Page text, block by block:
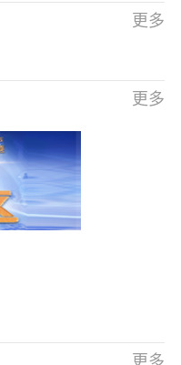
更多
更多
更多